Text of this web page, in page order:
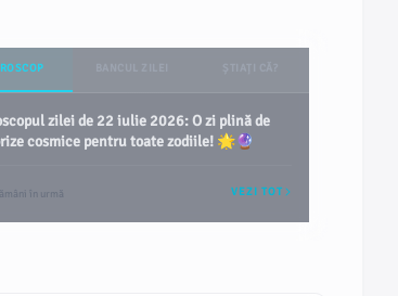
zilei de 22 iulie 2026: O zi plină de
cosmice pentru toate zodiile! 🌟🔮
în urmă VEZI TOT